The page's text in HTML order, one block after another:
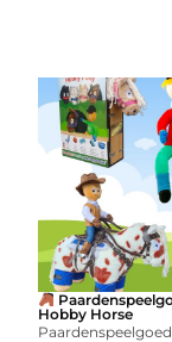
Hobby Horse